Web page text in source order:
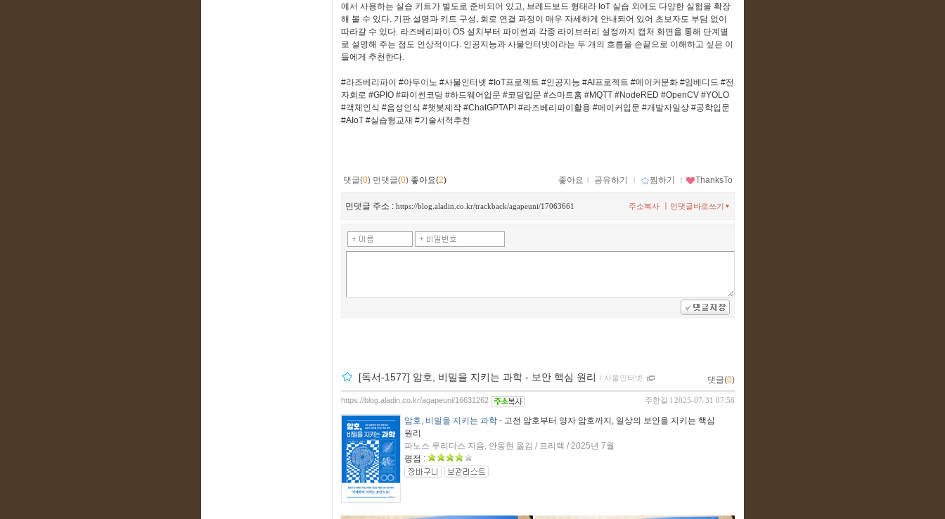
에서 사용하는 실습 키트가 별도로 준비되어 있고, 브레드보드 형태라 IoT 실습 외에도 다양한 실험을 확장
해 볼 수 있다. 기판 설명과 키트 구성, 회로 연결 과정이 매우 자세하게 안내되어 있어 초보자도 부담 없이
따라갈 수 있다. 라즈베리파이 OS 설치부터 파이썬과 각종 라이브러리 설정까지 캡처 화면을 통해 단계별
로 설명해 주는 점도 인상적이다. 인공지능과 사물인터넷이라는 두 개의 흐름을 손끝으로 이해하고 싶은 이
들에게 추천한다.
#라즈베리파이 #아두이노 #사물인터넷 #IoT프로젝트 #인공지능 #AI프로젝트 #메이커문화 #임베디드 #전
자회로 #GPIO #파이썬코딩 #하드웨어입문 #코딩입문 #스마트홈 #MQTT #NodeRED #OpenCV #YOLO
#객체인식 #음성인식 #챗봇제작 #ChatGPTAPI #라즈베리파이활용 #메이커입문 #개발자일상 #공학입문
#AIoT #실습형교재 #기술서적추천
댓글(0) 먼댓글(0) 좋아요(2) 좋아요 ｌ 공유하기 ｌ 찜하기 ｌ ThanksTo
먼댓글 주소 : https://blog.aladin.co.kr/trackback/agapeuni/17063661 먼댓글바로쓰기
주소복사
[독서-1577] 암호, 비밀을 지키는 과학 - 보안 핵심 원리 ｌ 사물인터넷 댓글(0)
주한길 l 2025-07-31 07:56
https://blog.aladin.co.kr/agapeuni/16631262
암호, 비밀을 지키는 과학 - 고전 암호부터 양자 암호까지, 일상의 보안을 지키는 핵심
원리
파노스 루리다스 지음, 안동현 옮김 / 프리렉 / 2025년 7월
평점 :